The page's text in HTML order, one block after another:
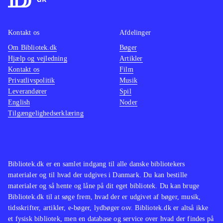
sin ret, hvor man kan fornemme at
man spiller mod mennesker og ikke
computere. Grafikken er set pænere
og musikken er en blandet omgang
metal, der giver den rette
adrenalinstemning
MX vs. ATV-serien findes på
spil uden at være prangende. De der
tager det med hjem vil givetvis få sig
timers underholdning, men nogen
nødvendighed i spilsamlingen er det
Bibliotek.dk er en samlet indgang til alle danske bibliotekers
materialer og til hvad der udgives i Danmark. Du kan bestille
materialer og så hente og låne på dit eget bibliotek. Du kan bruge
Bibliotek.dk til at søge frem, hvad der er udgivet af bøger, musik,
tidsskrifter, artikler, e-bøger, lydbøger osv. Bibliotek.dk er altså ikke
et fysisk bibliotek, men en database og service over hvad der findes på
Kontakt os
Om Bibliotek.dk
Hjælp og vejledning
Kontakt os
Privatlivspolitik
Leverandører
English
Tilgængelighedserklæring
Afdelinger
Bøger
Artikler
Film
Musik
Spil
Noder